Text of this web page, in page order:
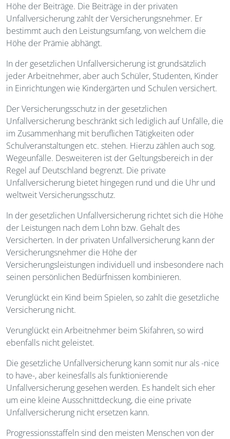
Höhe der Beiträge. Die Beiträge in der privaten
Unfallversicherung zahlt der Versicherungsnehmer. Er
bestimmt auch den Leistungsumfang, von welchem die
Höhe der Prämie abhängt.
In der gesetzlichen Unfallversicherung ist grundsätzlich
jeder Arbeitnehmer, aber auch Schüler, Studenten, Kinder
in Einrichtungen wie Kindergärten und Schulen versichert.
Der Versicherungsschutz in der gesetzlichen
Unfallversicherung beschränkt sich lediglich auf Unfälle, die
im Zusammenhang mit beruflichen Tätigkeiten oder
Schulveranstaltungen etc. stehen. Hierzu zählen auch sog.
Wegeunfälle. Desweiteren ist der Geltungsbereich in der
Regel auf Deutschland begrenzt. Die private
Unfallversicherung bietet hingegen rund und die Uhr und
weltweit Versicherungsschutz.
In der gesetzlichen Unfallversicherung richtet sich die Höhe
der Leistungen nach dem Lohn bzw. Gehalt des
Versicherten. In der privaten Unfallversicherung kann der
Versicherungsnehmer die Höhe der
Versicherungsleistungen individuell und insbesondere nach
seinen persönlichen Bedürfnissen kombinieren.
Verunglückt ein Kind beim Spielen, so zahlt die gesetzliche
Versicherung nicht.
Verunglückt ein Arbeitnehmer beim Skifahren, so wird
ebenfalls nicht geleistet.
Die gesetzliche Unfallversicherung kann somit nur als -nice
to have-, aber keinesfalls als funktionierende
Unfallversicherung gesehen werden. Es handelt sich eher
um eine kleine Ausschnittdeckung, die eine private
Unfallversicherung nicht ersetzen kann.
Progressionsstaffeln sind den meisten Menschen von der